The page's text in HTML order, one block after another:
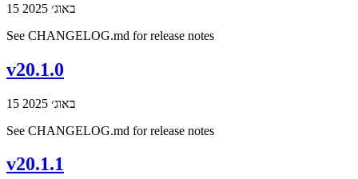
15 באוג׳ 2025
See CHANGELOG.md for release notes
v20.1.0
15 באוג׳ 2025
See CHANGELOG.md for release notes
v20.1.1